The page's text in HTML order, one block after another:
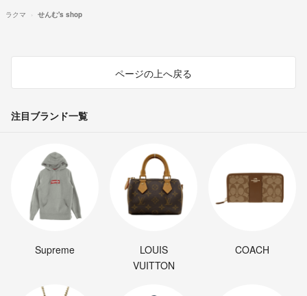
ラクマ せんむ's shop
ページの上へ戻る
注目ブランド一覧
Supreme
LOUIS
VUITTON
COACH